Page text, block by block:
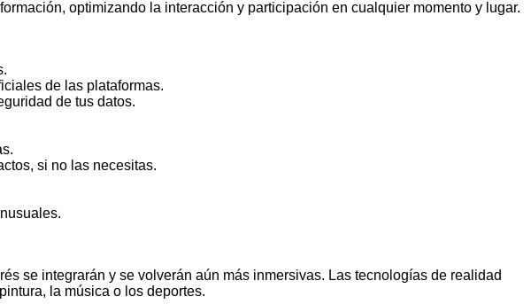
optimizando la interacción y participación en cualquier momento y lugar.
de las plataformas.
de tus datos.
si no las necesitas.
se integrarán y se volverán aún más inmersivas. Las tecnologías de realidad
la música o los deportes.